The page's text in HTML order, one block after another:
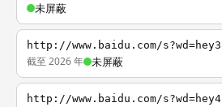
未屏蔽
http://www.baidu.com/s?wd=hey3
截至 2026 年 未屏蔽
http://www.baidu.com/s?wd=hey4